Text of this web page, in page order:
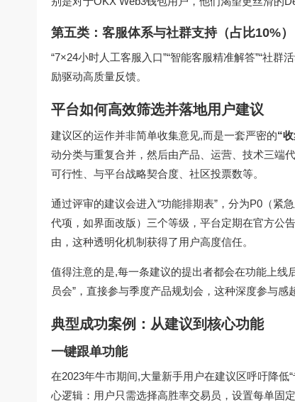
第五类：客服体系与社群支持（占比10%）
“7×24小时人工客服入口”“智能客服精准解答”“社
励驱动高质量反馈。
平台如何高效筛选并落地用户建议
建议区的运作并非简单收集意见,而是一套严密的“
动分类与重复合并，然后由产品、运营、技术三端
可行性、与平台战略契合度、社区投票数等。
通过评审的建议会进入“功能排期表”，分为P0（紧
代项，如界面改版）三个等级，平台定期在官方公
由，这种透明化机制获得了用户高度信任。
值得注意的是,每一条建议的提出者都会在功能上线
员会”，直接参与季度产品规划会，这种深度参与
典型成功案例：从建议到核心功能
一键跟单功能
在2023年牛市期间,大量新手用户在建议区呼吁降低
心逻辑：用户只需选择高胜率交易员，设置每单固